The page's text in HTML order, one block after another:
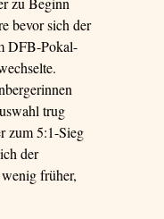
bevor sich der
DFB-Pokal-
trug
zum 5:1-Sieg
der
früher,